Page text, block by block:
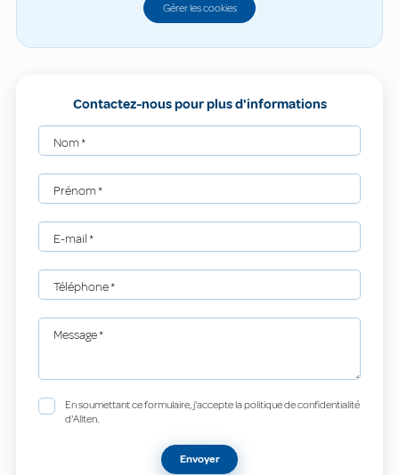
Gérer les cookies
Contactez-nous pour plus d'informations
Nom*
Prénom*
E-mail*
Téléphone*
Message*
En soumettant ce formulaire, j'accepte la politique de confidentialité
d'Allten.
Envoyer